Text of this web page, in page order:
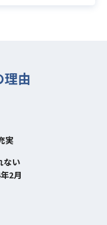
由
実
ない
2月